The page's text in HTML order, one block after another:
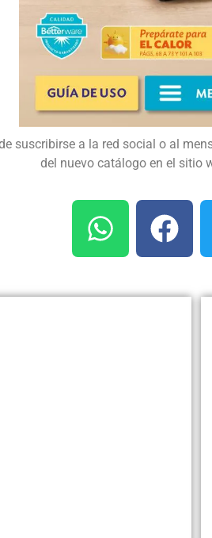
suscribirse a la red social o al
del nuevo catálogo en el sitio